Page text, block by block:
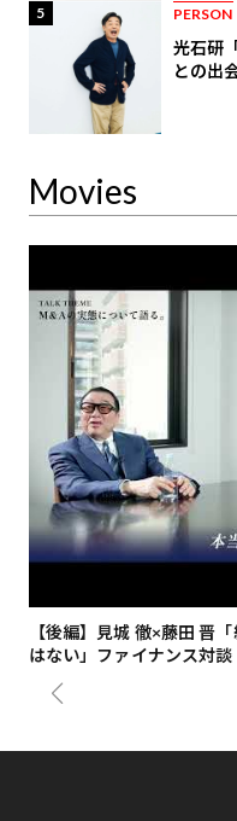
5 PERSON
光石研
との出
Movies
【後編】見城 徹×藤田 晋
はない」ファイナンス対談